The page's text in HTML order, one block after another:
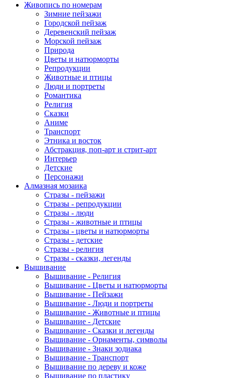
Живопись по номерам
Зимние пейзажи
Городской пейзаж
Деревенский пейзаж
Морской пейзаж
Природа
Цветы и натюрморты
Репродукции
Животные и птицы
Люди и портреты
Романтика
Религия
Сказки
Аниме
Транспорт
Этника и восток
Абстракция, поп-арт и стрит-арт
Интерьер
Детские
Персонажи
Алмазная мозаика
Стразы - пейзажи
Стразы - репродукции
Стразы - люди
Стразы - животные и птицы
Стразы - цветы и натюрморты
Стразы - детские
Стразы - религия
Стразы - сказки, легенды
Вышивание
Вышивание - Религия
Вышивание - Цветы и натюрморты
Вышивание - Пейзажи
Вышивание - Люди и портреты
Вышивание - Животные и птицы
Вышивание - Детские
Вышивание - Сказки и легенды
Вышивание - Орнаменты, символы
Вышивание - Знаки зодиака
Вышивание - Транспорт
Вышивание по дереву и коже
Вышивание по пластику